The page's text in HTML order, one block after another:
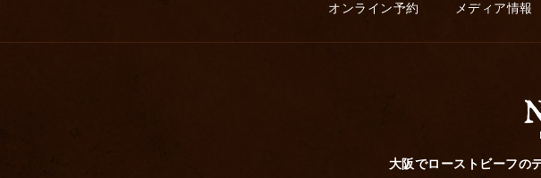
オンライン予約 メディア情報
大阪でローストビーフの